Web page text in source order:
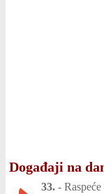
Događaji na
33. -